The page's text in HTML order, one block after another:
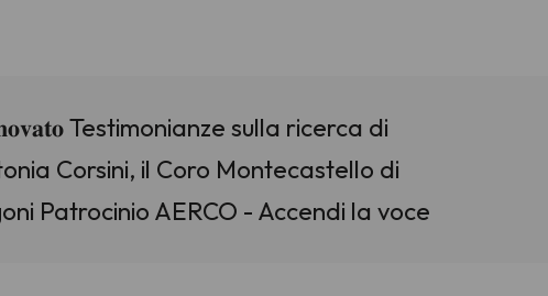
Testimonianze sulla ricerca di
Corsini, il Coro Montecastello di
Patrocinio AERCO - Accendi la voce